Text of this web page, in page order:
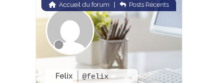
Felix @felix
Accueil du forum Posts Récents